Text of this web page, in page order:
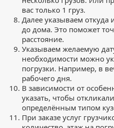
вас только 1 груз.
Далее указываем откуда
до дома. Это поможет
расстояние.
Указываем желаемую
необходимости можно
погрузки. Например, в
рабочего дня.
В зависимости от
указать, чтобы
определённым типом
При заказе услуг